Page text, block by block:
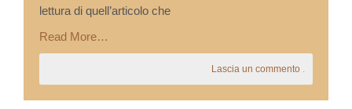
lettura di quell’articolo che
Read More…
Lascia un commento .